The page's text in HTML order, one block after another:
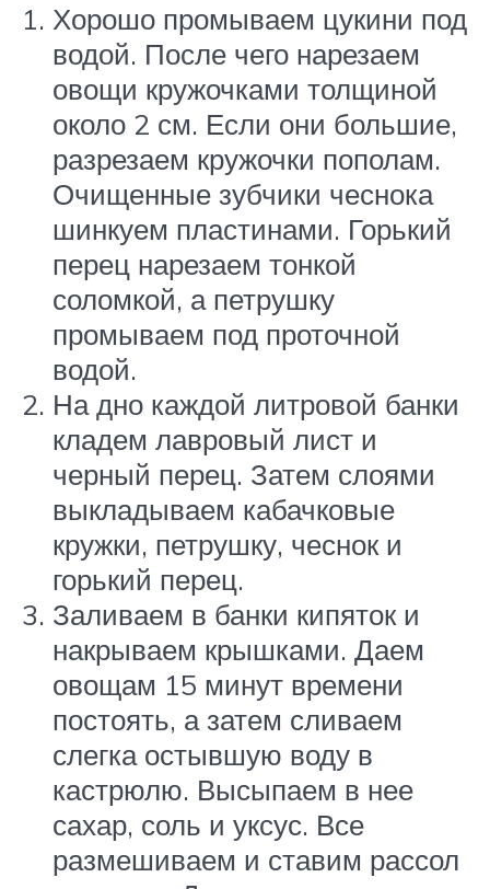
Хорошо промываем цукини под
водой. После чего нарезаем
овощи кружочками толщиной
около 2 см. Если они большие,
разрезаем кружочки пополам.
Очищенные зубчики чеснока
шинкуем пластинами. Горький
перец нарезаем тонкой
соломкой, а петрушку
промываем под проточной
водой.
На дно каждой литровой банки
кладем лавровый лист и
черный перец. Затем слоями
выкладываем кабачковые
кружки, петрушку, чеснок и
горький перец.
Заливаем в банки кипяток и
накрываем крышками. Даем
овощам 15 минут времени
постоять, а затем сливаем
слегка остывшую воду в
кастрюлю. Высыпаем в нее
сахар, соль и уксус. Все
размешиваем и ставим рассол